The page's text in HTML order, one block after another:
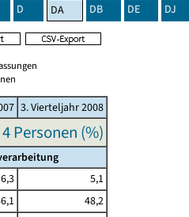
D DA DB DE DJ
3. Vierteljahr 2008
Personen (%)
6,3
5,1
48,2